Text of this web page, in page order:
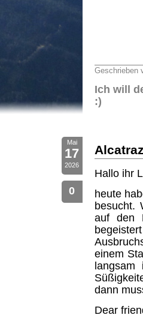
Geschrieben
Ich will
:)
Mai
17
2026
0
Alcatraz
Hallo ihr
heute
besucht.
auf den
einem
dann
Dear